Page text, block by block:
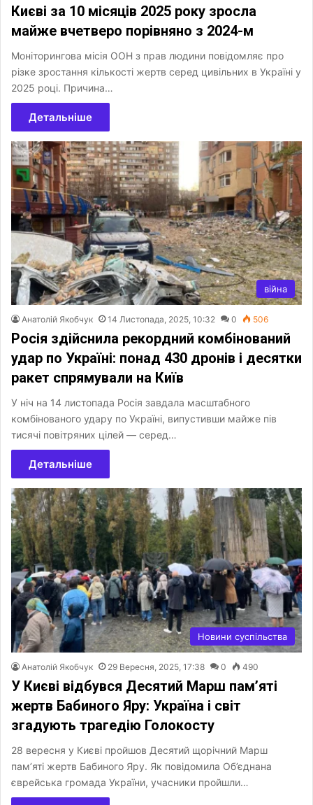
Києві за 10 місяців 2025 року зросла
майже вчетверо порівняно з 2024-м
Моніторингова місія ООН з прав людини повідомляє про
різке зростання кількості жертв серед цивільних в Україні у
2025 році. Причина…
Детальніше
війна
Анатолій Якобчук 14 Листопада, 2025, 10:32 0 506
Росія здійснила рекордний комбінований
удар по Україні: понад 430 дронів і десятки
ракет спрямували на Київ
У ніч на 14 листопада Росія завдала масштабного
комбінованого удару по Україні, випустивши майже пів
тисячі повітряних цілей — серед…
Детальніше
Новини суспільства
Анатолій Якобчук 29 Вересня, 2025, 17:38 0 490
У Києві відбувся Десятий Марш пам’яті
жертв Бабиного Яру: Україна і світ
згадують трагедію Голокосту
28 вересня у Києві пройшов Десятий щорічний Марш
пам’яті жертв Бабиного Яру. Як повідомила Об’єднана
єврейська громада України, учасники пройшли…